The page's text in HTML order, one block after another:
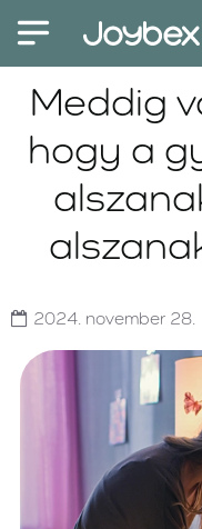
Meddig
hogy a
2024. november 28.